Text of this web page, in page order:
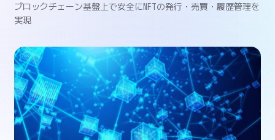
ブロックチェーン基盤上で安全にNFTの発行・売買・履歴管理を
実現